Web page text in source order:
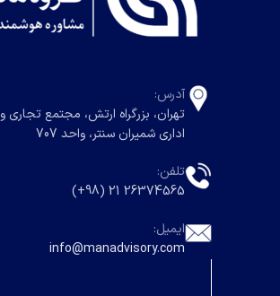
آدرس:
تهران، بزرگراه ارتش، مجتمع تجاری و
اداری شمیران سنتر، واحد 707
تلفن:
26374565 21 (98+)
ایمیل:
info@manadvisory.com